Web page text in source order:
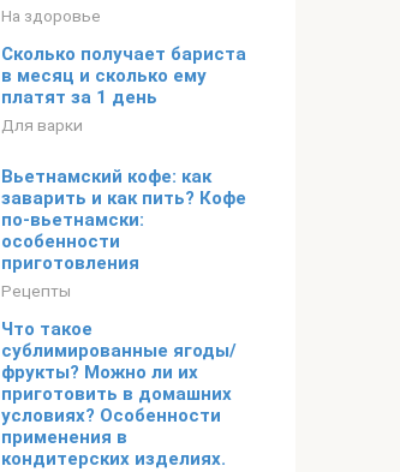
На здоровье
Сколько получает бариста
в месяц и сколько ему
платят за 1 день
Для варки
Вьетнамский кофе: как
заварить и как пить? Кофе
по-вьетнамски:
особенности
приготовления
Рецепты
Что такое
сублимированные ягоды/
фрукты? Можно ли их
приготовить в домашних
условиях? Особенности
применения в
кондитерских изделиях.